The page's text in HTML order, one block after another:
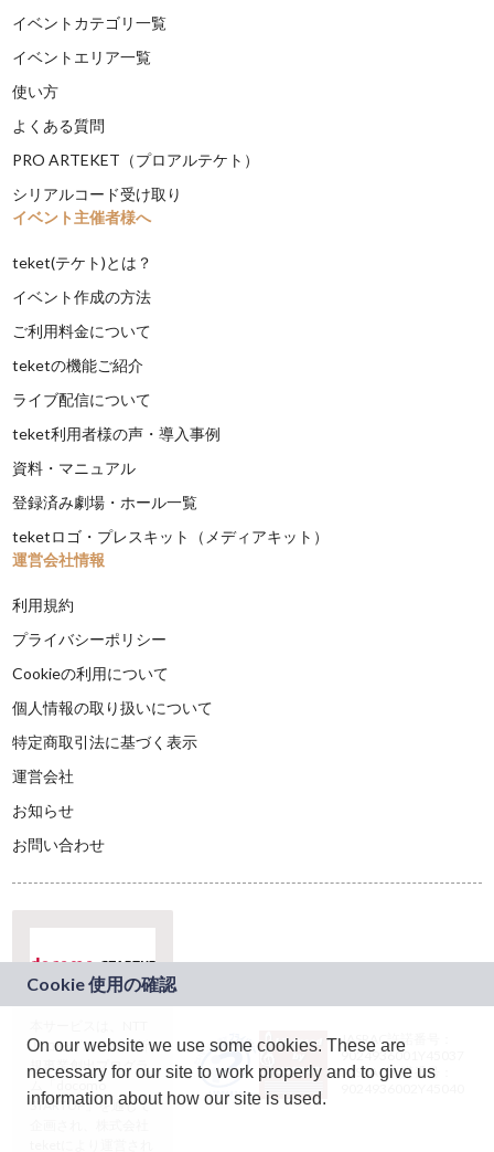
イベントカテゴリ一覧
イベントエリア一覧
使い方
よくある質問
PRO ARTEKET（プロアルテケト）
シリアルコード受け取り
イベント主催者様へ
teket(テケト)とは？
イベント作成の方法
ご利用料金について
teketの機能ご紹介
ライブ配信について
teket利用者様の声・導入事例
資料・マニュアル
登録済み劇場・ホール一覧
teketロゴ・プレスキット（メディアキット）
運営会社情報
利用規約
プライバシーポリシー
Cookieの利用について
個人情報の取り扱いについて
特定商取引法に基づく表示
運営会社
お知らせ
お問い合わせ
ドコモグループの新
規事業創出プログラ
ム「docomo
STARTUP」を通じて
JASRAC許諾番号：
9024936001Y45037
JASRAC許諾番号：
On our website we use some cookies. These are
necessary for our site to work properly and to give us
information about how our site is used.